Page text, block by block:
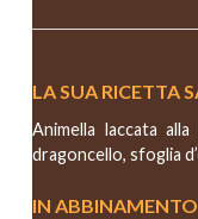
LA SUA RICETTA
Animella laccata
dragoncello, sfoglia
IN ABBINAMENTO